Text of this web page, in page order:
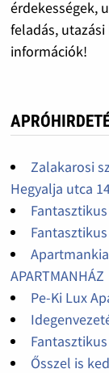
érdekességek,
feladás,
információk!
Zalakarosi
Hegyalja utca
APARTMANHÁZ
Pe-Ki Lux
Ősszel is